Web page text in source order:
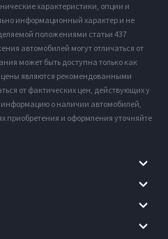
характеристики, опции и
информационный характер и не
положениями статьи 437
автомобилей могут отличаться от
может быть доступна только как
являются рекомендованными
от фактических цен, действующих у
о наличии автомобилей,
приобретения и оформления уточняйте